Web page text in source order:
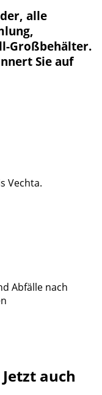
alle
Großbehälter.
Sie auf
Vechta.
Abfälle nach
Jetzt auch